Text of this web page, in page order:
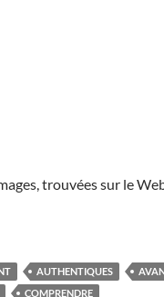
trouvées sur le
AUTHENTIQUES
COMPRENDRE